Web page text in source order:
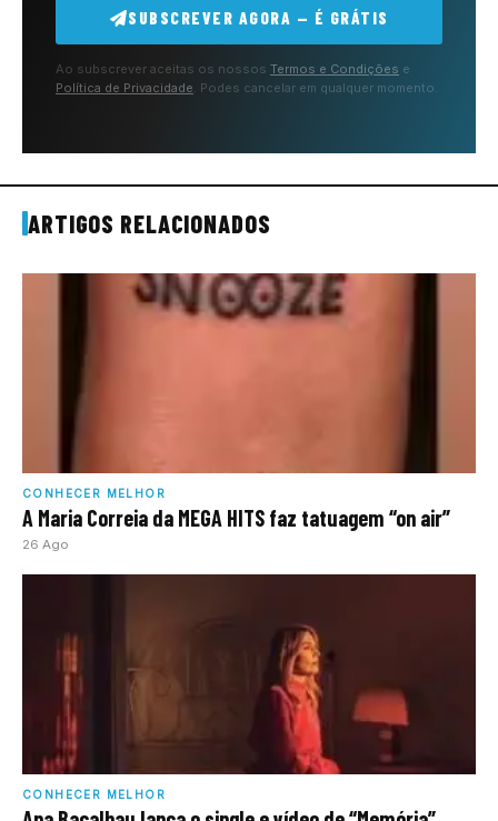
SUBSCREVER AGORA — É GRÁTIS
Ao subscrever aceitas os nossos Termos e Condições e
Política de Privacidade. Podes cancelar em qualquer momento.
ARTIGOS RELACIONADOS
CONHECER MELHOR
A Maria Correia da MEGA HITS faz tatuagem “on air”
26 Ago
CONHECER MELHOR